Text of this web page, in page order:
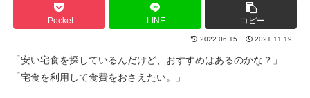
Pocket LINE コピー
2022.06.15 2021.11.19
「安い宅食を探しているんだけど、おすすめはあるのかな？」
「宅食を利用して食費をおさえたい。」